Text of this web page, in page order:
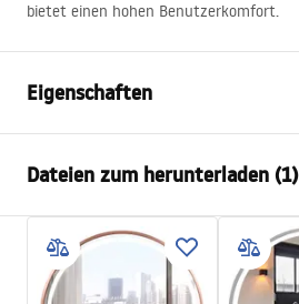
bietet einen hohen Benutzerkomfort.
Eigenschaften
Breite des Beckens
740mm
Tiefe des Beckens
205mm
Armaturloch
Nein
Material
Edelstahl
Dateien zum herunterladen (1)
Template
ANTHONY_80.pdf